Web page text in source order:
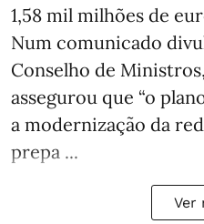
1,58 mil milhões de
Num comunicado
Conselho de
assegurou que “o
a modernização da
prepa ...
Ver